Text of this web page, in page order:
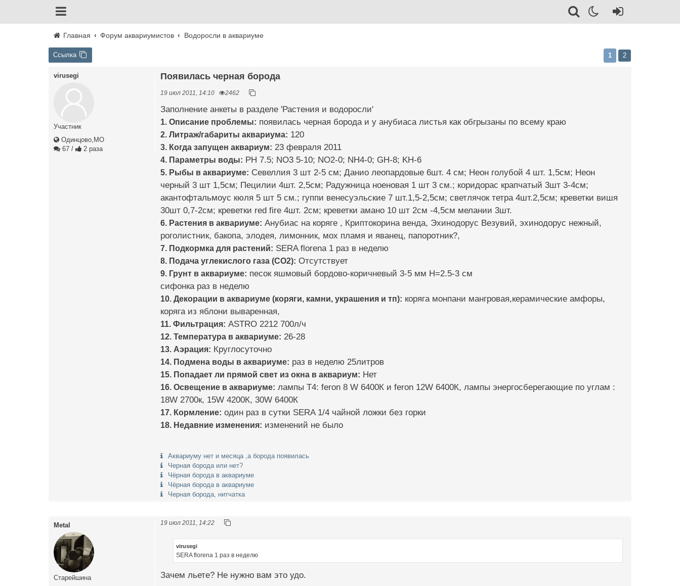
Главная Форум аквариумистов Водоросли в аквариуме
Ссылка 1 2
virusegi
Участник
Одинцово,МО
67 / 2 раза
Появилась черная борода
19 июл 2011, 14:10 2462
Заполнение анкеты в разделе 'Растения и водоросли'
1. Описание проблемы: появилась черная борода и у анубиаса листья как обгрызаны по всему краю
2. Литраж/габариты аквариума: 120
3. Когда запущен аквариум: 23 февраля 2011
4. Параметры воды: PH 7.5; NO3 5-10; NO2-0; NH4-0; GH-8; KH-6
5. Рыбы в аквариуме: Севеллия 3 шт 2-5 см; Данио леопардовые 6шт. 4 см; Неон голубой 4 шт. 1,5см; Неон
черный 3 шт 1,5см; Пецилии 4шт. 2,5см; Радужница ноеновая 1 шт 3 см.; коридорас крапчатый 3шт 3-4см;
акантофтальмоус кюля 5 шт 5 см.; гуппи венесуэльские 7 шт.1,5-2,5см; светлячок тетра 4шт.2,5см; креветки вишя
30шт 0,7-2см; креветки red fire 4шт. 2см; креветки амано 10 шт 2см -4,5см мелании 3шт.
6. Растения в аквариуме: Анубиас на коряге , Криптокорина венда, Эхинодорус Везувий, эхинодорус нежный,
роголистник, бакопа, элодея, лимонник, мох пламя и яванец, папоротник?,
7. Подкормка для растений: SERA florena 1 раз в неделю
8. Подача углекислого газа (CO2): Отсутствует
9. Грунт в аквариуме: песок яшмовый бордово-коричневый 3-5 мм H=2.5-3 cм
сифонка раз в неделю
10. Декорации в аквариуме (коряги, камни, украшения и тп): коряга монпани мангровая,керамические амфоры,
коряга из яблони вываренная,
11. Фильтрация: ASTRO 2212 700л/ч
12. Температура в аквариуме: 26-28
13. Аэрация: Круглосуточно
14. Подмена воды в аквариуме: раз в неделю 25литров
15. Попадает ли прямой свет из окна в аквариум: Нет
16. Освещение в аквариуме: лампы Т4: feron 8 W 6400К и feron 12W 6400К, лампы энергосберегающие по углам :
18W 2700к, 15W 4200К, 30W 6400К
17. Кормление: один раз в сутки SERA 1/4 чайной ложки без горки
18. Недавние изменения: изменений не было
Аквариуму нет и месяца ,а борода появилась
Черная борода или нет?
Чёрная борода в аквариуме
Чёрная борода в аквариуме
Черная борода, нитчатка
Metal
Старейшина
19 июл 2011, 14:22
virusegi
SERA florena 1 раз в неделю
Зачем льете? Не нужно вам это удо.